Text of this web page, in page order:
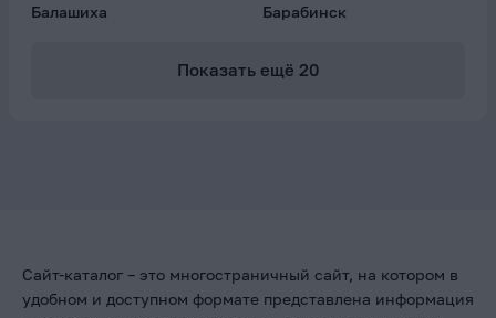
Балашиха
Барабинск
Показать ещё 20
Сайт-каталог – это многостраничный сайт, на котором в
удобном и доступном формате представлена информация